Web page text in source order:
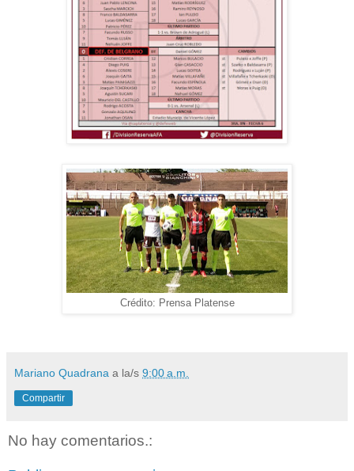
Crédito: Prensa Platense
Mariano Quadrana a la/s 9:00 a.m.
Compartir
No hay comentarios.: